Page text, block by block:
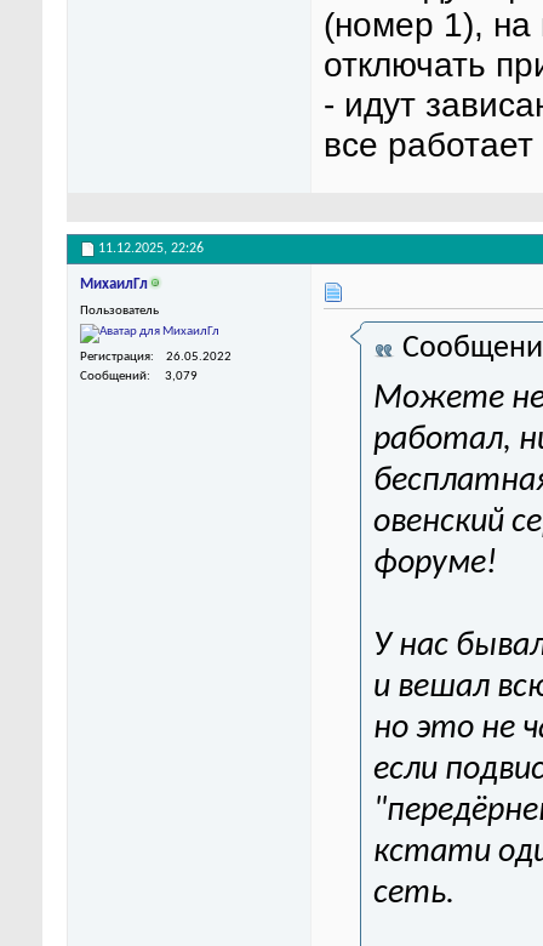
(номер 1), на
отключать
- идут
все
11.12.2025, 22:26
МихаилГл
Пользователь
Регистрация
26.05.2022
Сообщений
3,079
Можете не
работал,
овенский
форуме!
У нас
и вешал
но это не
если
кстати
сеть.